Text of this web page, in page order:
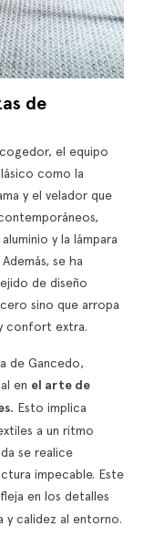
de
el equipo
como la
y el velador que
y la lámpara
se ha
de diseño
sino que arropa
confort extra.
de Gancedo,
en el arte de
Esto implica
a un ritmo
se realice
impecable. Este
en los detalles
y calidez al entorno.